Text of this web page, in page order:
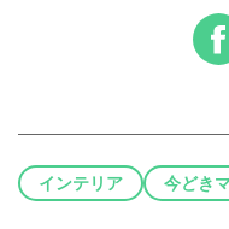
インテリア 今どき